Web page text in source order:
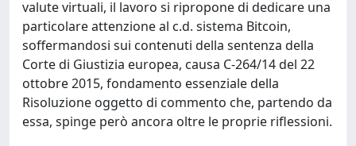
valute virtuali, il lavoro si ripropone di dedicare una
particolare attenzione al c.d. sistema Bitcoin,
soffermandosi sui contenuti della sentenza della
Corte di Giustizia europea, causa C-264/14 del 22
ottobre 2015, fondamento essenziale della
Risoluzione oggetto di commento che, partendo da
essa, spinge però ancora oltre le proprie riflessioni.